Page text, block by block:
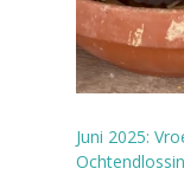
Juni 2025: